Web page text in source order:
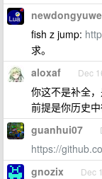
fish z jump:
求。
aloxaf Dec
你这不是补全
前提是你历史
guanhui07
https://
gnozix Dec